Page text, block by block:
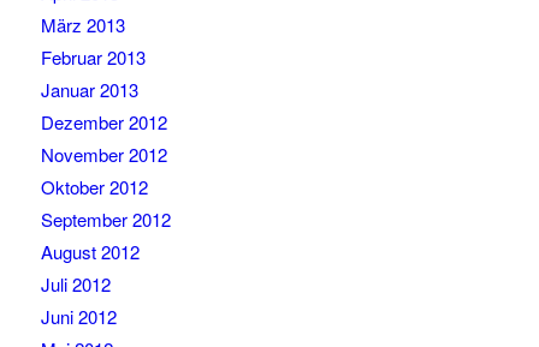
März 2013
Februar 2013
Januar 2013
Dezember 2012
November 2012
Oktober 2012
September 2012
August 2012
Juli 2012
Juni 2012